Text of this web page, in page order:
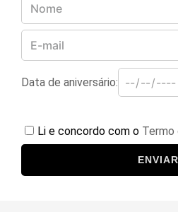
Data de aniversário:
Li e concordo com o
ENVIAR